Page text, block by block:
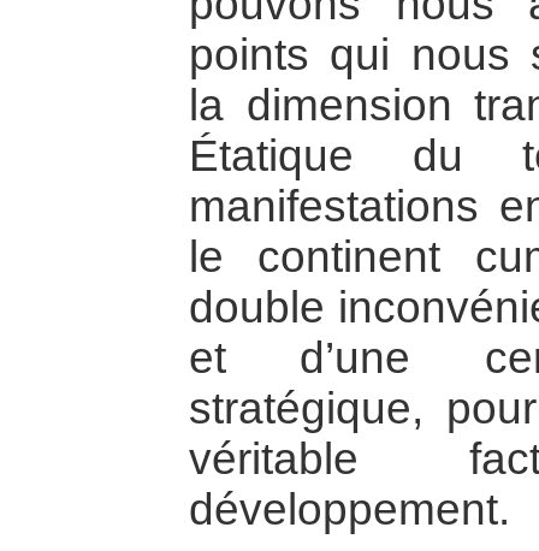
points qui nous
la dimension
Étatique du
manifestations
le continent
double
et d’une
stratégique,
véritable
développement.